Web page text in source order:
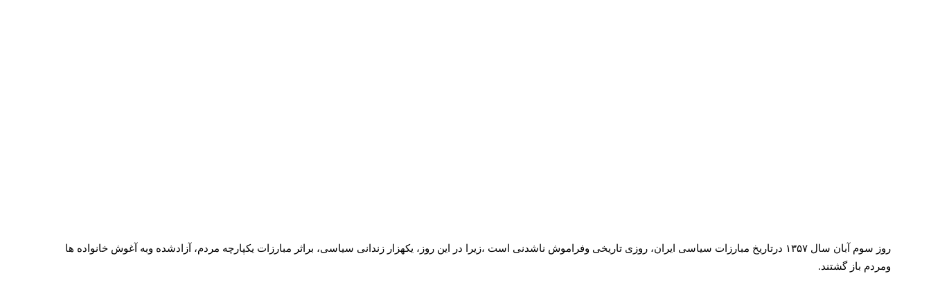
روز سوم آبان سال ۱۳۵۷ درتاریخ مبارزات سیاسی ایران، روزی تاریخی وفراموش ناشدنی است ،زیرا در این روز، یکهزار زندانی سیاسی، براثر مبارزات یکپارچه مردم، آزادشده وبه آغوش خانواده ها
ومردم باز گشتند.